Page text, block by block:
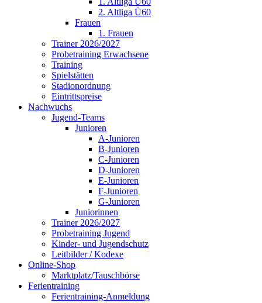
2. Altliga Ü60
Frauen
1. Frauen
Trainer 2026/2027
Probetraining Erwachsene
Training
Spielstätten
Stadionordnung
Eintrittspreise
Nachwuchs
Jugend-Teams
Junioren
A-Junioren
B-Junioren
C-Junioren
D-Junioren
E-Junioren
F-Junioren
G-Junioren
Juniorinnen
Trainer 2026/2027
Probetraining Jugend
Kinder- und Jugendschutz
Leitbilder / Kodexe
Online-Shop
Marktplatz/Tauschbörse
Ferientraining
Ferientraining-Anmeldung